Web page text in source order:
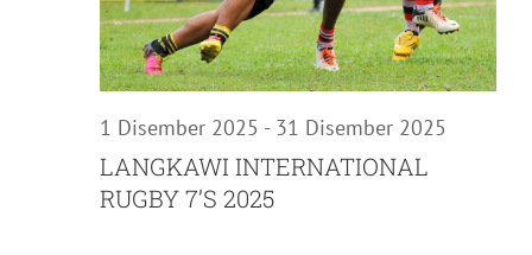
LANGKAWI INTERNATIONAL
RUGBY 7’S 2025
1 Disember 2025 - 31 Disember 2025